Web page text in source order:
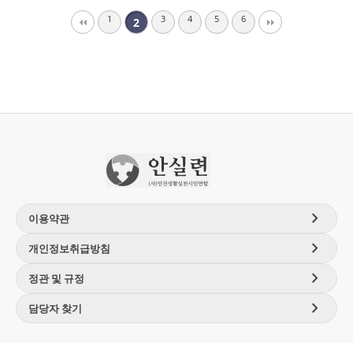
1 2 3 4 5 6
이용약관 chevron_right
개인정보취급방침 chevron_right
정관 및 규정 chevron_right
담당자 찾기 chevron_right